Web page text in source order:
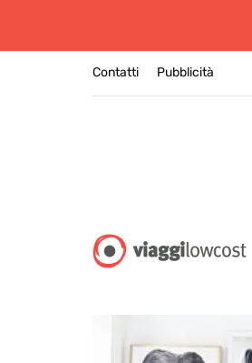
Contatti Pubblicità